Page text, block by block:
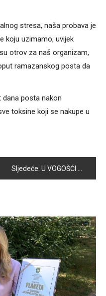
stresa, naša probava je
koju uzimamo, uvijek
otrov za naš organizam,
ramazanskog posta da
dana posta nakon
toksine koji se nakupe u
Sljedeće: U VOGOŠĆI OBILJEŽEN DAN BIJELIH TRAKA- PRISJEĆAJUĆI SE PRIJEDORA NE ZABORAVLJAMO NI UBIJENE I NESTALE VOGOŠĆANE